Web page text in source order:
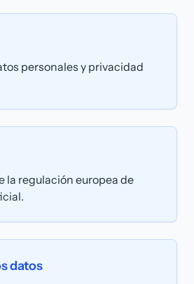
personales y privacidad
la regulación europea de
datos